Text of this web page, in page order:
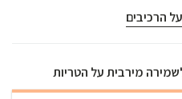
ופרווה מבריקה
את כולם.
הרכיבים